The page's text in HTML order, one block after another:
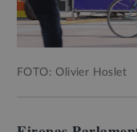
FOTO: Olivier Hoslet